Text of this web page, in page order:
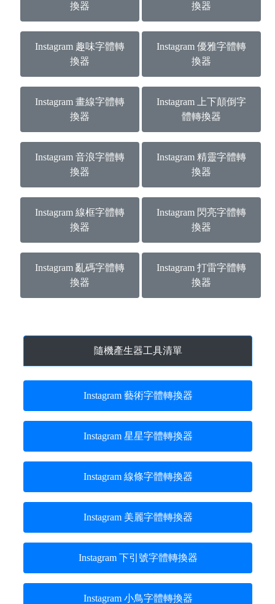
換器
換器
Instagram 趣味字體轉
換器
Instagram 優雅字體轉
換器
Instagram 畫線字體轉
換器
Instagram 上下顛倒字
體轉換器
Instagram 音浪字體轉
換器
Instagram 精靈字體轉
換器
Instagram 線框字體轉
換器
Instagram 閃亮字體轉
換器
Instagram 亂碼字體轉
換器
Instagram 打雷字體轉
換器
隨機產生器工具清單
Instagram 藝術字體轉換器
Instagram 星星字體轉換器
Instagram 線條字體轉換器
Instagram 美麗字體轉換器
Instagram 下引號字體轉換器
Instagram 小鳥字體轉換器